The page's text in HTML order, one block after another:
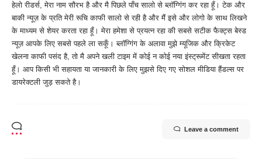
हेलो रीडर्स, मेरा नाम सौरभ है और मै पिछले पाँच सालो से ब्लॉग्गिंग कर रहा हूँ। टेक और
बाकी न्यूज़ के प्रति मेरी रूचि काफी सालो से रही है और मैं इसे और लोगो के साथ लिखने
के माध्यम से शेयर करता रहा हूँ। मेरा हमेशा से प्रयत्न रहा की सबसे सटीक फैक्ट्स बेस्ड
न्यूज़ आपके लिए सबसे पहले ला सकूँ। ब्लॉग्गिंग के अलावा मुझे म्यूजिक और क्रिकेट
खेलना काफी पसंद है, तो मै अपने खली टाइम में कोई न कोई नया इंस्ट्रूमेंट सीखता रहता
हूँ। आप किसी भी सहायता या जानकारी के लिए मुझसे दिए गए सोशल मीडिया हैंडल्स पर
डायरेक्टली जुड़ सकते है।
Leave a comment